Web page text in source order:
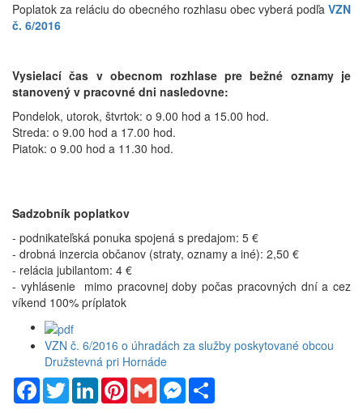
Poplatok za reláciu do obecného rozhlasu obec vyberá podľa VZN
č. 6/2016
Vysielací čas v obecnom rozhlase pre bežné oznamy je
stanovený v pracovné dni nasledovne:
Pondelok, utorok, štvrtok: o 9.00 hod a 15.00 hod.
Streda: o 9.00 hod a 17.00 hod.
Piatok: o 9.00 hod a 11.30 hod.
Sadzobník poplatkov
- podnikateľská ponuka spojená s predajom: 5 €
- drobná inzercia občanov (straty, oznamy a iné): 2,50 €
- relácia jubilantom: 4 €
- vyhlásenie mimo pracovnej doby počas pracovných dní a cez
víkend 100% príplatok
VZN č. 6/2016 o úhradách za služby poskytované obcou
Družstevná pri Hornáde
Facebook
TwitterLinkedInPinterestGmail Messenger